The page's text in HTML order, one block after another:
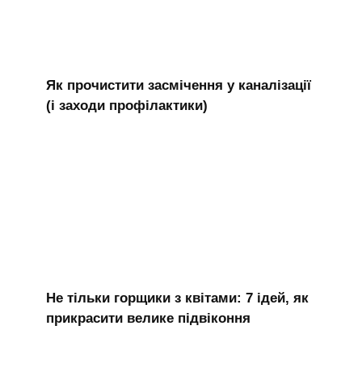
Як прочистити засмічення у каналізації
(і заходи профілактики)
Не тільки горщики з квітами: 7 ідей, як
прикрасити велике підвіконня